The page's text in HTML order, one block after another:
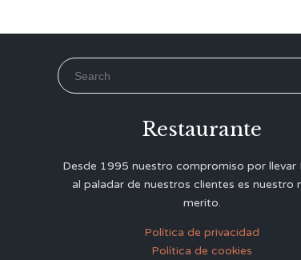
Search for:
Restaurante
Desde 1995 nuestro compromiso por llevar
al paladar de nuestros clientes es nuestro
merito.
Política de privacidad
Política de cookies